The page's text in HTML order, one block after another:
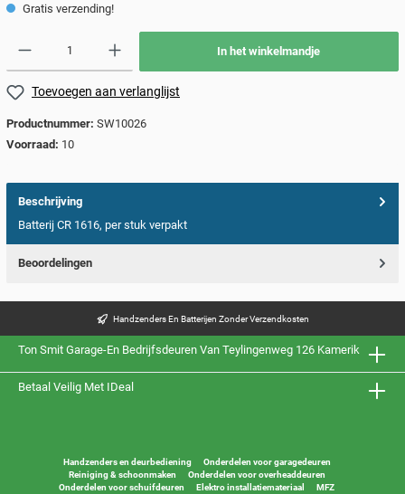
Gratis verzending!
In het winkelmandje
Toevoegen aan verlanglijst
Productnummer: SW10026
Voorraad: 10
Beschrijving
Batterij CR 1616, per stuk verpakt
Beoordelingen
Handzenders En Batterijen Zonder Verzendkosten
Ton Smit Garage-En Bedrijfsdeuren Van Teylingenweg 126 Kamerik
Betaal Veilig Met IDeal
Handzenders en deurbediening
Onderdelen voor garagedeuren
Reiniging & schoonmaken
Onderdelen voor overheaddeuren
Onderdelen voor schuifdeuren
Elektro installatiemateriaal
MFZ